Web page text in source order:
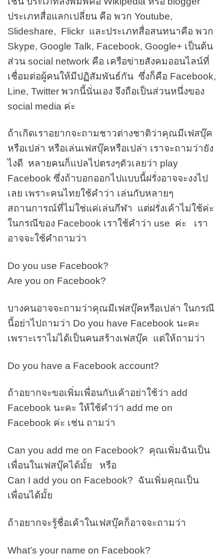
ประเภทสื่อแลกเปลี่ยน คือ พวก Youtube,
Slideshare, Flickr และประเภทสื่อสนทนาคือ พวก
Skype, Google Talk, Facebook, Google+ เป็นต้น
ส่วน social network คือ เครือข่ายสังคมออนไลน์ที่
เชื่อมต่อผู้คนให้มีปฏิสัมพันธ์กัน ซึ่งก็คือ Facebook,
Line, Twitter พวกนี้นั่นเอง จึงถือเป็นส่วนหนึ่งของ
social media ค่ะ
ถ้าเกิดเราอยากจะถามชาวต่างชาติว่าคุณมีเฟสบุ๊ค
หรือเปล่า หรือเล่นเฟสบุ๊คหรือเปล่า เราจะถามว่ายัง
ไงดี หลายคนก็แปลไปตรงๆตัวเลยว่า play
Facebook ซึ่งถ้าบอกออกไปแบบนี้ฝรั่งอาจจะงงไป
เลย เพราะคนไทยใช้คำว่า เล่นกับหลายๆ
สถานการณ์ที่ไม่ใช่แค่เล่นกีฬา แต่ฝรั่งเค้าไม่ใช้ค่ะ
ในกรณีของ Facebook เราใช้คำว่า use ค่ะ เรา
อาจจะใช้คำถามว่า
Do you use Facebook?
Are you on Facebook?
บางคนอาจจะถามว่าคุณมีเฟสบุ๊คหรือเปล่า ในกรณี
นี้อย่าไปถามว่า Do you have Facebook นะคะ
เพราะเราไม่ได้เป็นคนสร้างเฟสบุ๊ค แต่ให้ถามว่า
Do you have a Facebook account?
ถ้าอยากจะขอเพิ่มเพื่อนกับเค้าอย่าใช้ว่า add
Facebook นะคะ ให้ใช้คำว่า add me on
Facebook ค่ะ เช่น ถามว่า
Can you add me on Facebook? คุณเพิ่มฉันเป็น
เพื่อนในเฟสบุ๊คได้มั้ย หรือ
Can I add you on Facebook? ฉันเพิ่มคุณเป็น
เพื่อนได้มั้ย
ถ้าอยากจะรู้ชื่อเค้าในเฟสบุ๊คก็อาจจะถามว่า
What’s your name on Facebook?